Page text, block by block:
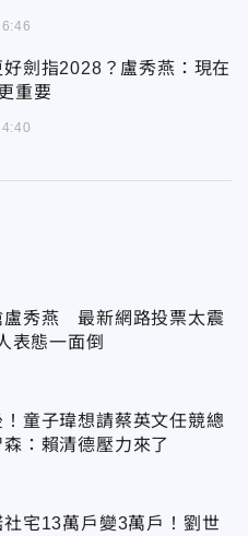
劍指2028？盧秀燕：現在
重要
盧秀燕 最新網路投票太震
表態一面倒
童子瑋想請蔡英文任競總
：賴清德壓力來了
宅13萬戶變3萬戶！劉世